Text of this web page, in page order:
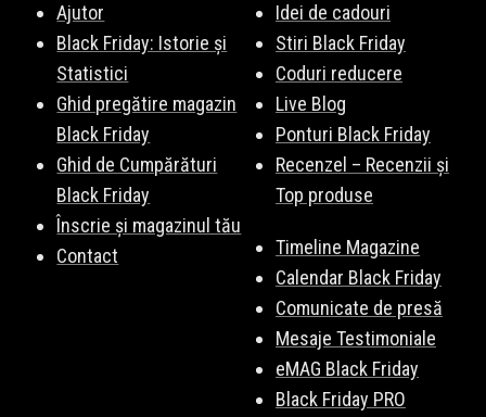
Ajutor
Black Friday: Istorie și
Statistici
Ghid pregătire magazin
Black Friday
Ghid de Cumpărături
Black Friday
Înscrie și magazinul tău
Contact
Idei de cadouri
Stiri Black Friday
Coduri reducere
Live Blog
Ponturi Black Friday
Recenzel – Recenzii și
Top produse
Timeline Magazine
Calendar Black Friday
Comunicate de presă
Mesaje Testimoniale
eMAG Black Friday
Black Friday PRO